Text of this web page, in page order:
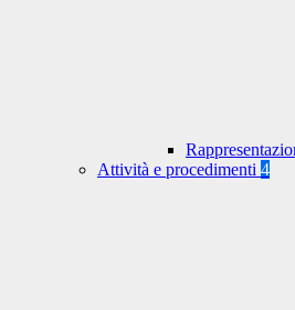
Attività e procedimenti 4